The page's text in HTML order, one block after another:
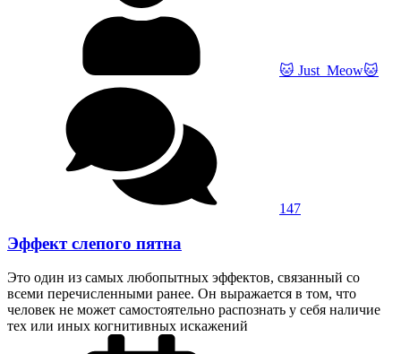
🐱 Just_Meow🐱
147
Эффект слепого пятна
Это один из самых любопытных эффектов, связанный со
всеми перечисленными ранее. Он выражается в том, что
человек не может самостоятельно распознать у себя наличие
тех или иных когнитивных искажений